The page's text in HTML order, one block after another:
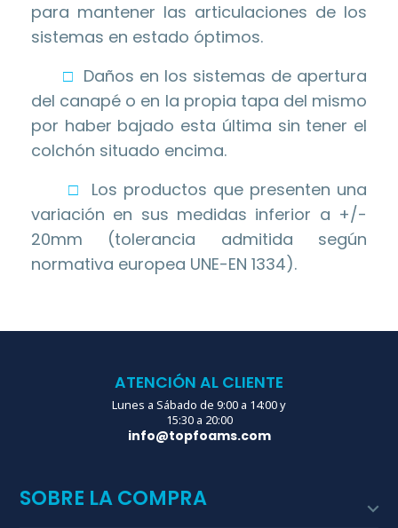
para mantener las articulaciones de los
sistemas en estado óptimos.
□ Daños en los sistemas de apertura
del canapé o en la propia tapa del mismo
por haber bajado esta última sin tener el
colchón situado encima.
□
Los productos que presenten una
variación en sus medidas inferior a +/-
20mm (tolerancia admitida según
normativa europea UNE-EN 1334).
ATENCIÓN AL CLIENTE
Lunes a Sábado de 9:00 a 14:00 y
15:30 a 20:00
info@topfoams.com
SOBRE LA COMPRA 